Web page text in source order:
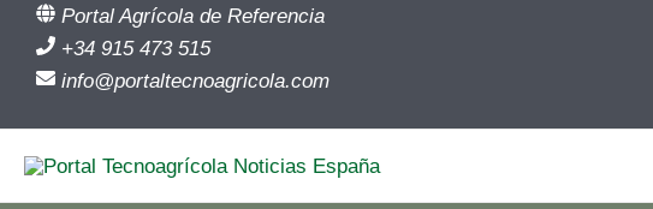
contenido
Portal Agrícola de Referencia
+34 915 473 515
info@portaltecnoagricola.com